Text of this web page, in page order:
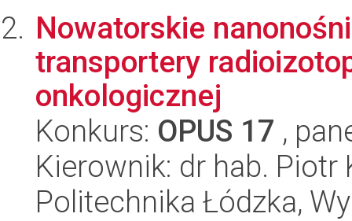
Nowatorskie
transportery
onkologicznej
Konkurs: OPUS 17 ,
Kierownik: dr hab. Piotr
Politechnika Łódzka,